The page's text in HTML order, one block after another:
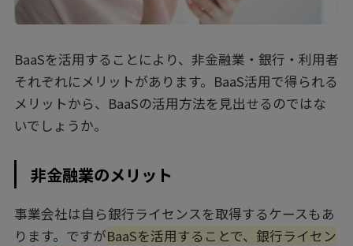
BaaSを活用することにより、非金融業・銀行・利用者
それぞれにメリットがあります。BaaS活用で得られる
メリットから、BaaSの活用方法を見出せるのではな
いでしょうか。
非金融業のメリット
事業会社は自ら銀行ライセンスを取得するケースもあ
ります。ですがBaaSを活用することで、銀行ライセン